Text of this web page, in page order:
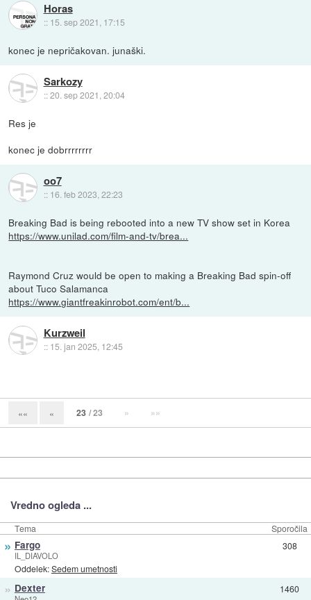
Horas
:: 15. sep 2021, 17:15
konec je nepričakovan. junaški.
Sarkozy
::20. sep 2021, 20:04
Res je
konec je dobrrrrrrrr
oo7
:: 16. feb 2023, 22:23
Breaking Bad is being rebooted into a new TV show set in Korea
https://www.unilad.com/film-and-tv/brea...
Raymond Cruz would be open to making a Breaking Bad spin-off
about Tuco Salamanca
https://www.giantfreakinrobot.com/ent/b...
Kurzweil
:: 15. jan 2025, 12:45
«« « 23 / 23 » »»
Vredno ogleda ...
Tema Sporočila
» Fargo
IL_DIAVOLO
Oddelek:Sedem umetnosti
308
» Dexter 1460